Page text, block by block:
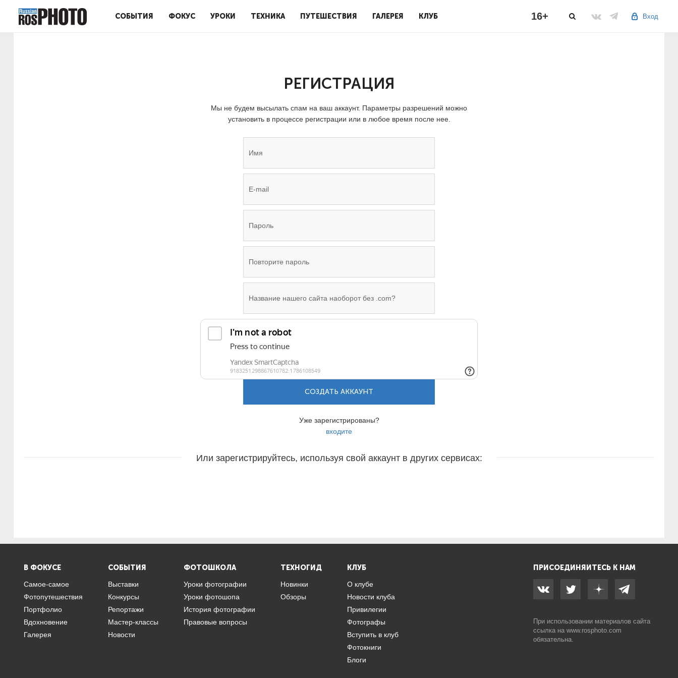
СОБЫТИЯ ФОКУС УРОКИ ТЕХНИКА ПУТЕШЕСТВИЯ ГАЛЕРЕЯ КЛУБ Вход
16+
РЕГИСТРАЦИЯ
Мы не будем высылать спам на ваш аккаунт. Параметры разрешений можно
установить в процессе регистрации или в любое время после нее.
СОЗДАТЬ АККАУНТ
Уже зарегистрированы?
входите
Или зарегистрируйтесь, используя свой аккаунт в других сервисах:
В ФОКУСЕ
Самое-самое
Фотопутешествия
Портфолио
Вдохновение
Галерея
СОБЫТИЯ
Выставки
Конкурсы
Репортажи
Мастер-классы
Новости
ФОТОШКОЛА
Уроки фотографии
Уроки фотошопа
История фотографии
Правовые вопросы
ТЕХНОГИД
Новинки
Обзоры
КЛУБ
О клубе
Новости клуба
Привилегии
Фотографы
Вступить в клуб
Фотокниги
Блоги
ПРИСОЕДИНЯЙТЕСЬ К НАМ
При использовании материалов сайта
ссылка на www.rosphoto.com
обязательна.